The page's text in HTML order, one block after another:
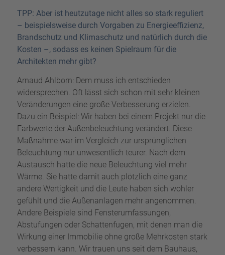
TPP: Aber ist heutzutage nicht alles so stark reguliert
– beispielsweise durch Vorgaben zu Energieeffizienz,
Brandschutz und Klimaschutz und natürlich durch die
Kosten –, sodass es keinen Spielraum für die
Architekten mehr gibt?
Arnaud Ahlborn: Dem muss ich entschieden
widersprechen. Oft lässt sich schon mit sehr kleinen
Veränderungen eine große Verbesserung erzielen.
Dazu ein Beispiel: Wir haben bei einem Projekt nur die
Farbwerte der Außenbeleuchtung verändert. Diese
Maßnahme war im Vergleich zur ursprünglichen
Beleuchtung nur unwesentlich teurer. Nach dem
Austausch hatte die neue Beleuchtung viel mehr
Wärme. Sie hatte damit auch plötzlich eine ganz
andere Wertigkeit und die Leute haben sich wohler
gefühlt und die Außenanlagen mehr angenommen.
Andere Beispiele sind Fensterumfassungen,
Abstufungen oder Schattenfugen, mit denen man die
Wirkung einer Immobilie ohne große Mehrkosten stark
verbessern kann. Wir trauen uns seit dem Bauhaus,